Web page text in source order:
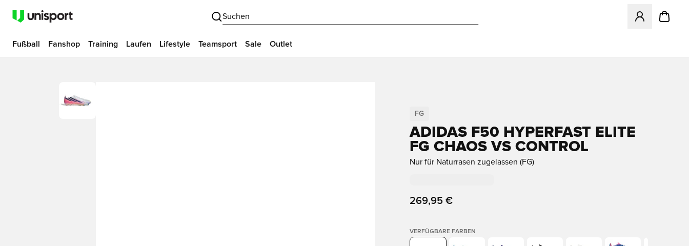
Suchen
Öffnet ein
Fußball Fanshop Training Laufen Lifestyle Teamsport Sale Outlet
FG
ADIDAS F50 HYPERFAST ELITE
FG CHAOS VS CONTROL
Nur für Naturrasen zugelassen (FG)
269,95 €
VERFÜGBARE FARBEN